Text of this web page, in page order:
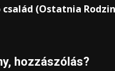
(Ostatnia
hozzászólás?